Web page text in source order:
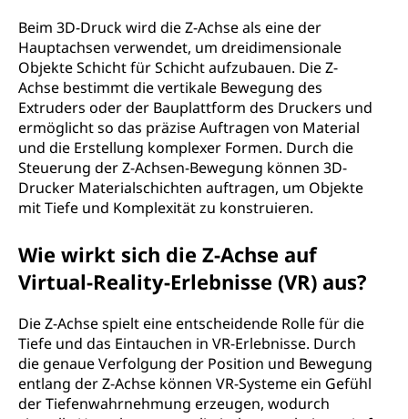
Beim 3D-Druck wird die Z-Achse als eine der
Hauptachsen verwendet, um dreidimensionale
Objekte Schicht für Schicht aufzubauen. Die Z-
Achse bestimmt die vertikale Bewegung des
Extruders oder der Bauplattform des Druckers und
ermöglicht so das präzise Auftragen von Material
und die Erstellung komplexer Formen. Durch die
Steuerung der Z-Achsen-Bewegung können 3D-
Drucker Materialschichten auftragen, um Objekte
mit Tiefe und Komplexität zu konstruieren.
Wie wirkt sich die Z-Achse auf
Virtual-Reality-Erlebnisse (VR) aus?
Die Z-Achse spielt eine entscheidende Rolle für die
Tiefe und das Eintauchen in VR-Erlebnisse. Durch
die genaue Verfolgung der Position und Bewegung
entlang der Z-Achse können VR-Systeme ein Gefühl
der Tiefenwahrnehmung erzeugen, wodurch